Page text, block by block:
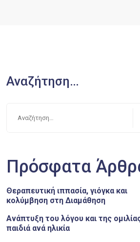
Αναζήτηση…
Πρόσφατα
Θεραπευτική ιππασία, γιόγκα και
κολύμβηση στη Διαμάθηση
Ανάπτυξη του λόγου και της
παιδιά ανά ηλικία